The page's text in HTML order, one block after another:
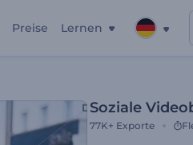
Preise Lernen
Soziale
77K+ Exporte